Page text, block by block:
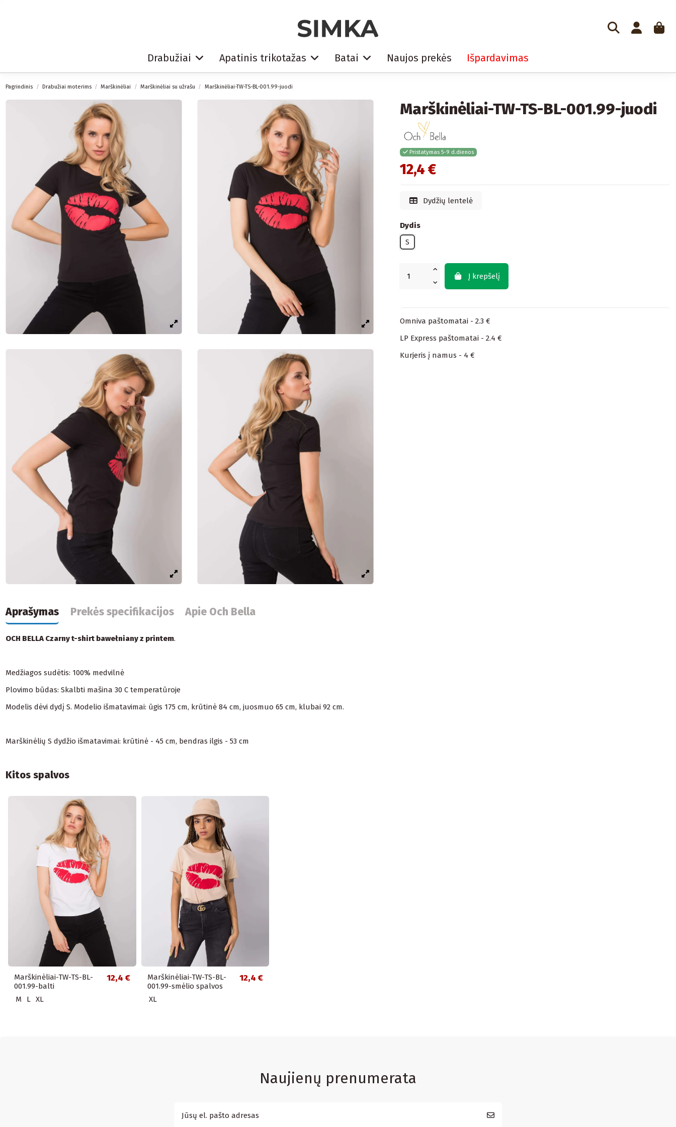
Drabužiai Apatinis trikotažas Batai Naujos prekės Išpardavimas
Pagrindinis Drabužiai moterims Marškinėliai Marškinėliai su užrašu Marškinėliai-TW-TS-BL-001.99-juodi
Marškinėliai-TW-TS-BL-001.99-juodi
Pristatymas 5-9 d.dienos
12,4 €
Dydžių lentelė
Dydis
S
Į krepšelį
Omniva paštomatai - 2.3 €
LP Express paštomatai - 2.4 €
Kurjeris į namus - 4 €
Aprašymas Prekės specifikacijos Apie Och Bella
OCH BELLA Czarny t-shirt bawełniany z printem.
Medžiagos sudėtis: 100% medvilnė
Plovimo būdas: Skalbti mašina 30 C temperatūroje
Modelis dėvi dydį S. Modelio išmatavimai: ūgis 175 cm, krūtinė 84 cm, juosmuo 65 cm, klubai 92 cm.
Marškinėlių S dydžio išmatavimai: krūtinė - 45 cm, bendras ilgis - 53 cm
Kitos spalvos
Marškinėliai-TW-TS-BL-
001.99-balti
12,4 €
M L XL
Marškinėliai-TW-TS-BL-
001.99-smėlio spalvos
12,4 €
XL
Naujienų prenumerata